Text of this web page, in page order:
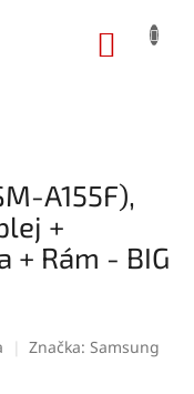
A155F),
+
Rám - BIG
Značka: Samsung